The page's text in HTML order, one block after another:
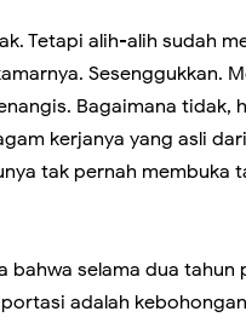
Tetapi alih-alih sudah
Sesenggukkan.
Bagaimana tidak,
kerjanya yang asli
tak pernah membuka
bahwa selama dua tahun
adalah